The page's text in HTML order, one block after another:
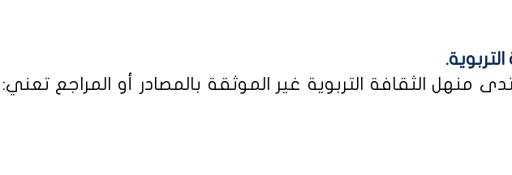
منهل الثقافة التربوية غير الموثقة بالمصادر أو المراجع